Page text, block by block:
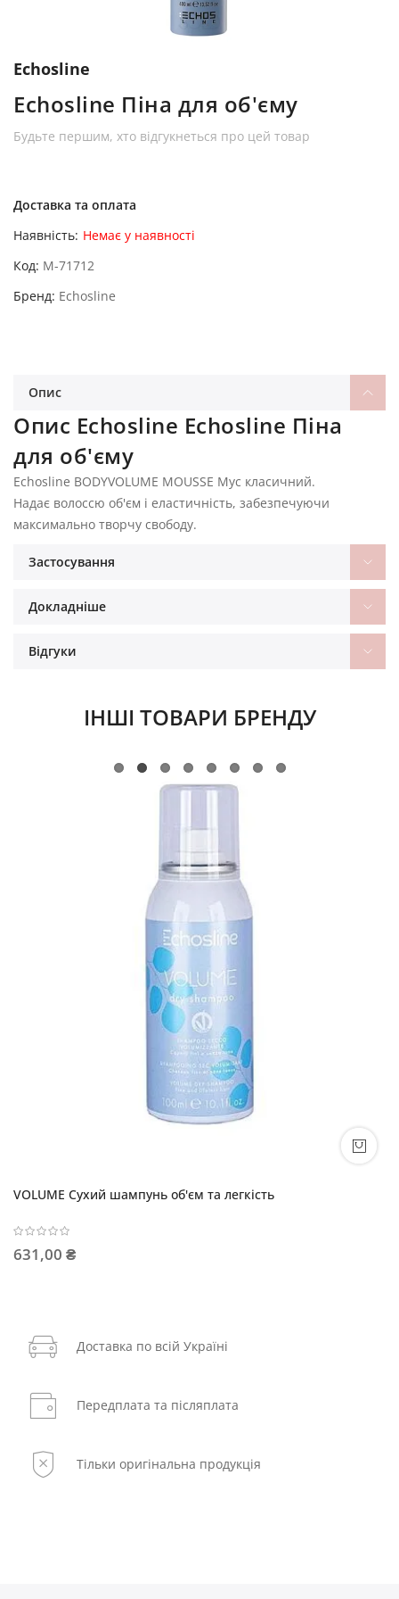
Echosline
Echosline Піна для об'єму
Будьте першим, хто відгукнеться про цей товар
Доставка та оплата
Наявність: Немає у наявності
Код M-71712
Бренд Echosline
Опис
Опис Echosline Echosline Піна
для об'єму
Echosline BODYVOLUME MOUSSE Мус класичний.
Надає волоссю об'єм і еластичність, забезпечуючи
максимально творчу свободу.
Застосування
Докладніше
Відгуки
ІНШІ ТОВАРИ БРЕНДУ
VOLUME Сухий шампунь об'єм та легкість
631,00 ₴
Доставка по всій Україні
Передплата та післяплата
Тільки оригінальна продукція